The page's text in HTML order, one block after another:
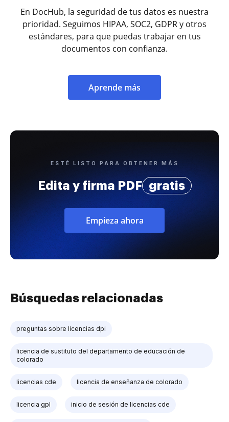
En DocHub, la seguridad de tus datos es nuestra
prioridad. Seguimos HIPAA, SOC2, GDPR y otros
estándares, para que puedas trabajar en tus
documentos con confianza.
Aprende más
ESTÉ LISTO PARA OBTENER MÁS
Edita y firma PDF gratis
Empieza ahora
Búsquedas relacionadas
preguntas sobre licencias dpi
licencia de sustituto del departamento de educación de
colorado
licencias cde licencia de enseñanza de colorado
licencia gpl inicio de sesión de licencias cde